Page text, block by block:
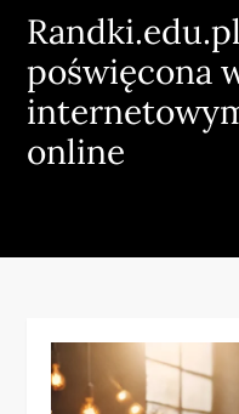
Skip
content
poświęcona
online